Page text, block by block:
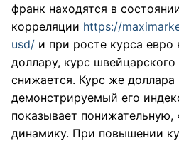
франк находятся в
корреляции https://
usd/ и при росте курса
доллару, курс
снижается. Курс же доллара
демонстрируемый его
показывает
динамику. При повышении